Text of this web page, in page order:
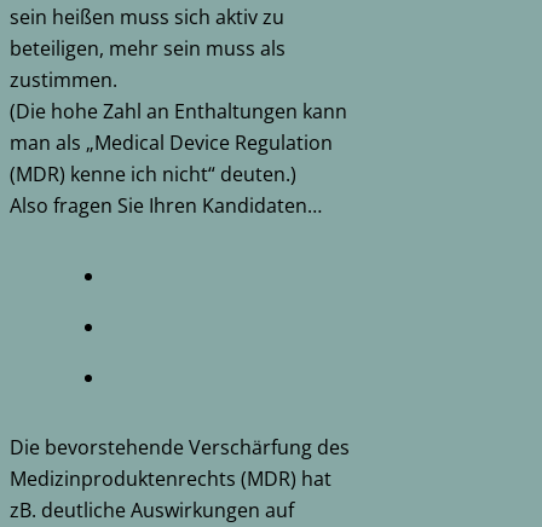
sein heißen muss sich aktiv zu
beteiligen, mehr sein muss als
zustimmen.
(Die hohe Zahl an Enthaltungen kann
man als „Medical Device Regulation
(MDR) kenne ich nicht“ deuten.)
Also fragen Sie Ihren Kandidaten…
Die bevorstehende Verschärfung des
Medizinproduktenrechts (MDR) hat
zB. deutliche Auswirkungen auf